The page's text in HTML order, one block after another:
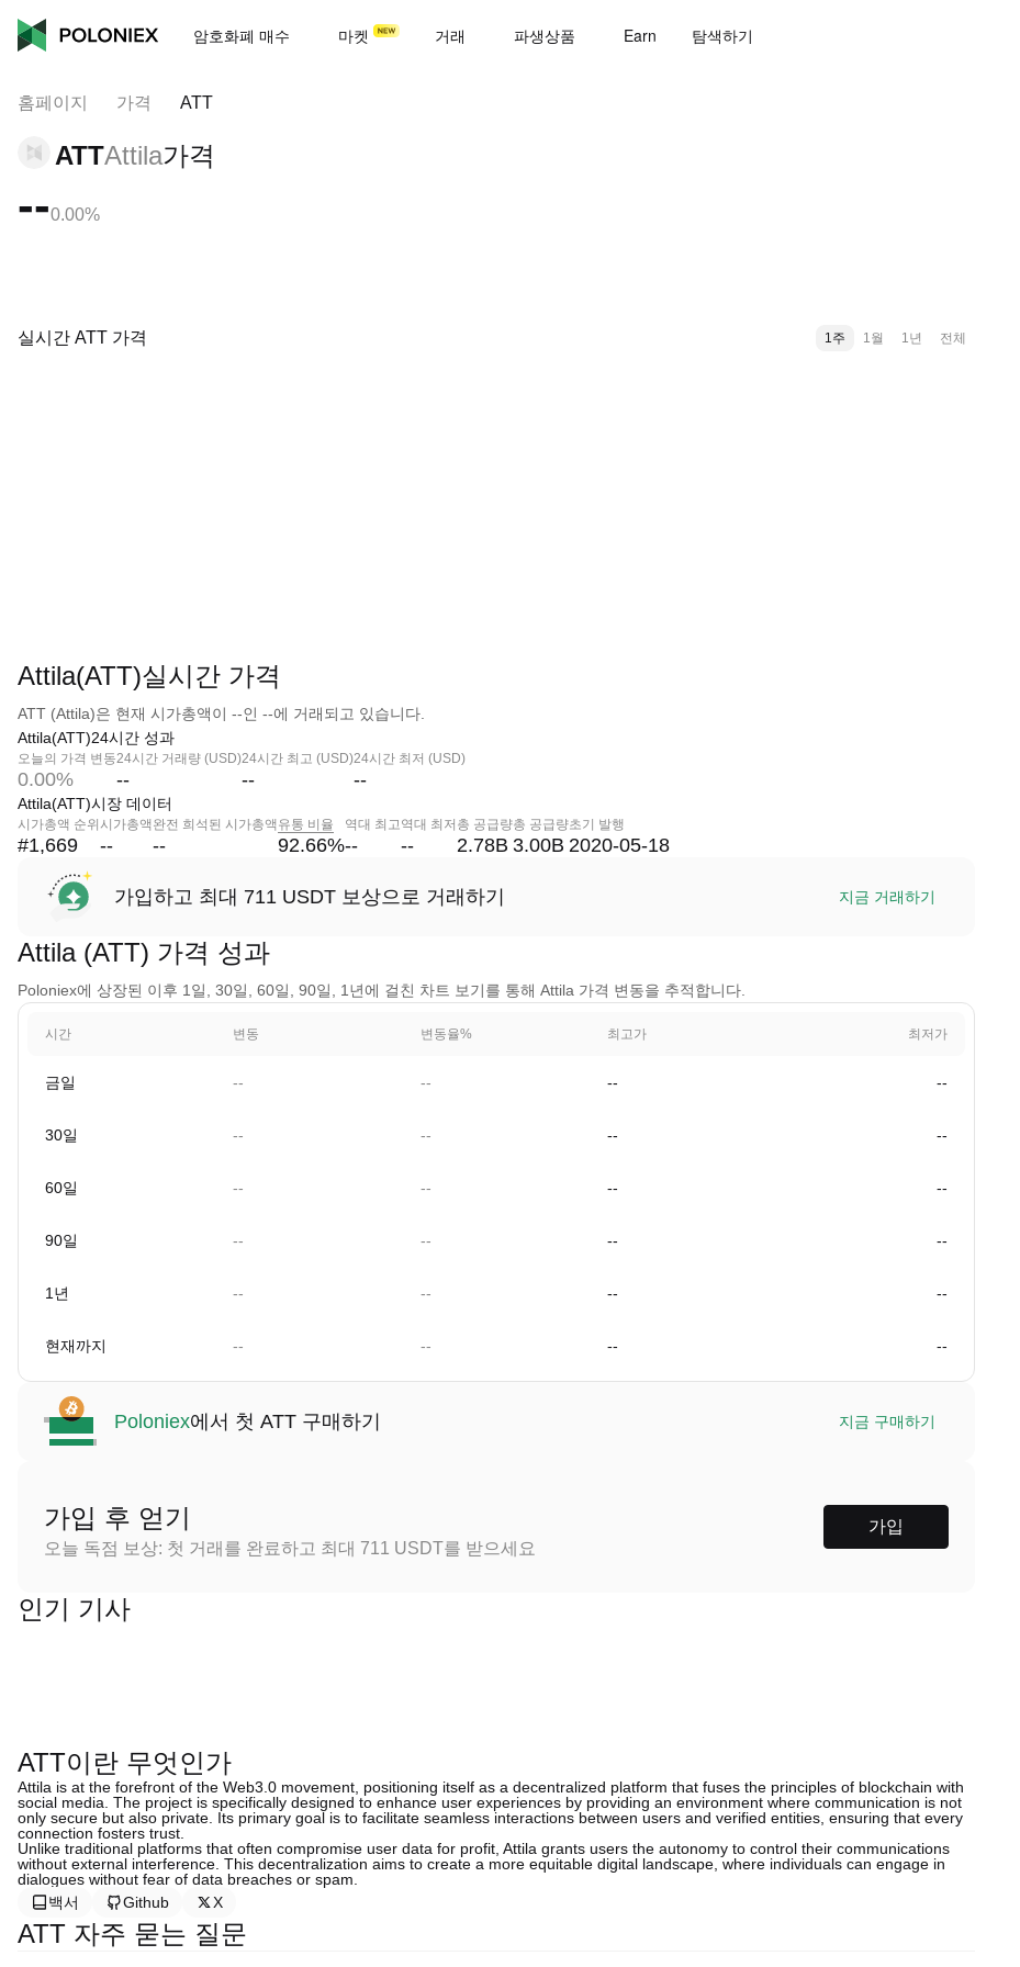
암호화폐 매수 마켓 거래 파생상품 Earn 탐색하기
홈페이지 가격 ATT
ATTAttila가격
--0.00%
실시간 ATT 가격 1주 1월 1년 전체
Attila(ATT)실시간 가격
ATT (Attila)은 현재 시가총액이 --인 --에 거래되고 있습니다.
Attila(ATT)24시간 성과
오늘의 가격 변동
0.00%
24시간 거래량 (USD)
--
24시간 최고 (USD)
--
24시간 최저 (USD)
--
Attila(ATT)시장 데이터
시가총액 순위
#1,669
시가총액
--
완전 희석된 시가총액
--
유통 비율
92.66%
역대 최고
--
역대 최저
--
총 공급량
2.78B
총 공급량
3.00B
초기 발행
2020-05-18
가입하고 최대 711 USDT 보상으로 거래하기 지금 거래하기
Attila (ATT) 가격 성과
Poloniex에 상장된 이후 1일, 30일, 60일, 90일, 1년에 걸친 차트 보기를 통해 Attila 가격 변동을 추적합니다.
시간 변동 변동율% 최고가 최저가
금일 -- -- -- --
30일 -- -- -- --
60일 -- -- -- --
90일 -- -- -- --
1년 -- -- -- --
현재까지 -- -- -- --
Poloniex에서 첫 ATT 구매하기 지금 구매하기
가입 후 얻기
오늘 독점 보상: 첫 거래를 완료하고 최대 711 USDT를 받으세요
가입
인기 기사
ATT이란 무엇인가
Attila is at the forefront of the Web3.0 movement, positioning itself as a decentralized platform that fuses the principles of blockchain with
social media. The project is specifically designed to enhance user experiences by providing an environment where communication is not
only secure but also private. Its primary goal is to facilitate seamless interactions between users and verified entities, ensuring that every
connection fosters trust.
Unlike traditional platforms that often compromise user data for profit, Attila grants users the autonomy to control their communications
without external interference. This decentralization aims to create a more equitable digital landscape, where individuals can engage in
dialogues without fear of data breaches or spam.
백서
Github X
ATT 자주 묻는 질문